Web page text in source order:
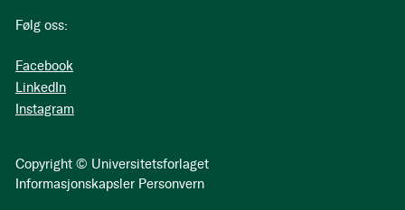
Følg oss:
Facebook
LinkedIn
Instagram
Copyright © Universitetsforlaget
Informasjonskapsler Personvern